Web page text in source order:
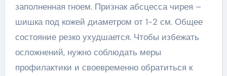
заполненная гноем. Признак абсцесса чирея –
шишка под кожей диаметром от 1-2 см. Общее
состояние резко ухудшается. Чтобы избежать
осложнений, нужно соблюдать меры
профилактики и своевременно обратиться к